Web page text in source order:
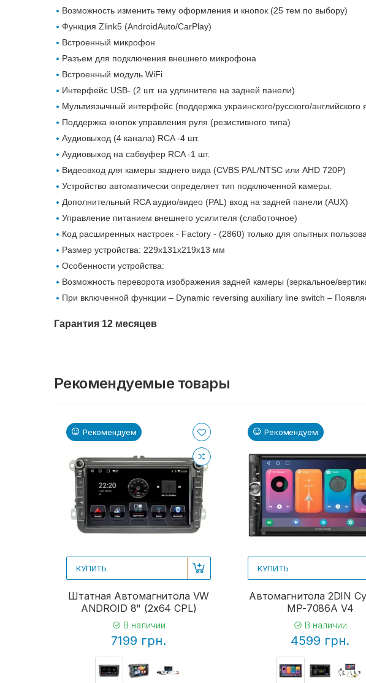
Возможность изменить тему оформления и кнопок (25 тем по выбору)
Функция Zlink5 (AndroidAuto/CarPlay)
Встроенный микрофон
Разъем для подключения внешнего микрофона
Встроенный модуль WiFi
Интерфейс USB- (2 шт. на удлинителе на задней панели)
Мультиязычный интерфейс (поддержка украинского/русского/английского
Поддержка кнопок управления руля (резистивного типа)
Аудиовыход (4 канала) RCA -4 шт.
Аудиовыход на сабвуфер RCA -1 шт.
Видеовход для камеры заднего вида (CVBS PAL/NTSC или AHD 720P)
Устройство автоматически определяет тип подключенной камеры.
Дополнительный RCA аудио/видео (PAL) вход на задней панели (AUX)
Управление питанием внешнего усилителя (слаботочное)
Код расширенных настроек - Factory - (2860) только для опытных
Размер устройства: 229х131х219х13 мм
Особенности устройства:
Возможность переворота изображения задней камеры (зеркальное/
При включенной функции – Dynamic reversing auxiliary line switch –
Гарантия 12 месяцев
Рекомендуемые товары
Рекомендуем
КУПИТЬ
Штатная Автомагнитола VW
ANDROID 8" (2x64 CPL)
В наличии
7199 грн.
Рекомендуем
КУПИТЬ
Автомагнитола 2DIN
MP-7086A V4
В наличии
4599 грн.